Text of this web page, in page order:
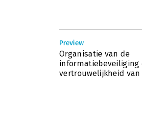
Preview
Organisatie van de
informatiebeveiliging
vertrouwelijkheid